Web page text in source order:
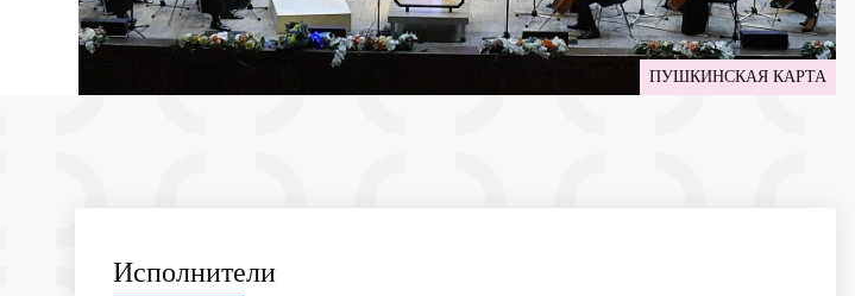
ПУШКИНСКАЯ КАРТА
Исполнители